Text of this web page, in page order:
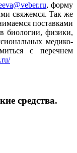
, форму
свяжемся. Так же
поставками
биологии, физики,
медико-
с перечнем
средства.